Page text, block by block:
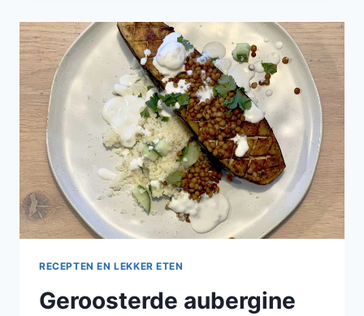
MET
ERWTEN
BROCCOLI,
KIPKÖFTE
EN
SNELLE
TZATIKI
RECEPTEN EN LEKKER ETEN
Geroosterde aubergine